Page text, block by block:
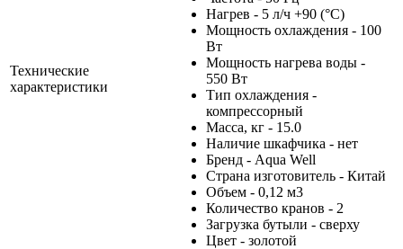
Технические
характеристики
Нагрев - 5 л/ч +90 (°С)
Мощность охлаждения - 100
Вт
Мощность нагрева воды -
550 Вт
Тип охлаждения -
компрессорный
Масса, кг - 15.0
Наличие шкафчика - нет
Бренд - Aqua Well
Страна изготовитель - Китай
Объем - 0,12 м3
Количество кранов - 2
Загрузка бутыли - сверху
Цвет - золотой